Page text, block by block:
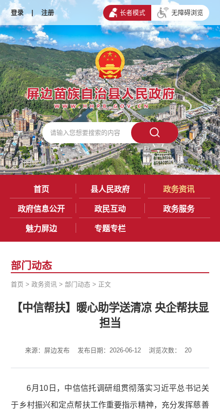
登录 | 注册 长者模式 无障碍浏览
首页 县人民政府 政务资讯
政府信息公开 政民互动 政务服务
魅力屏边 专题专栏
部门动态
首页 >政务资讯 >部门动态 > 正文
【中信帮扶】暖心助学送清凉 央企帮扶显
担当
来源：屏边发布 发布日期：2026-06-12 浏览次数： 20
6月10日，中信信托调研组贯彻落实习近平总书记关
于乡村振兴和定点帮扶工作重要指示精神，充分发挥慈善